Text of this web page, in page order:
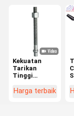
Kekuatan
Tarikan
Tinggi
8.8 10.9 Kelas
Harga terbaik